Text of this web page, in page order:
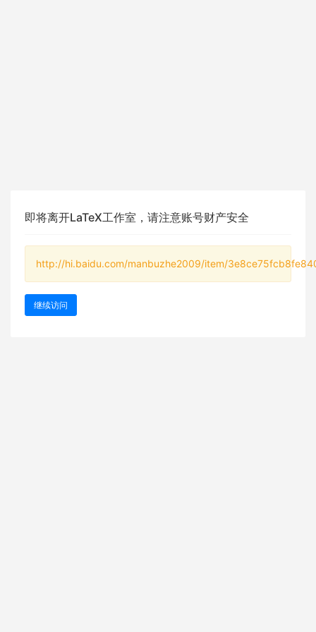
即将离开LaTeX工作室，请注意账号财产安全
http://hi.baidu.com/manbuzhe2009/item/
继续访问